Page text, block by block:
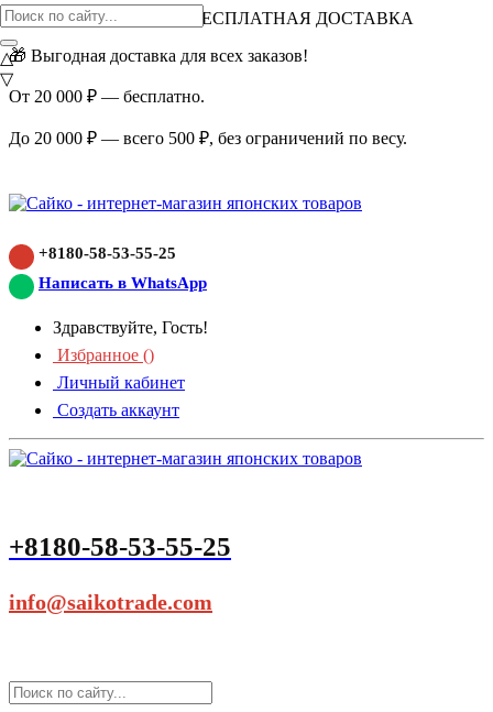
ВНИМАНИЕ АКЦИЯ!
БЕСПЛАТНАЯ ДОСТАВКА
🎁 Выгодная доставка для всех заказов!
От 20 000 ₽ — бесплатно.
До 20 000 ₽ — всего 500 ₽, без ограничений по весу.
+8180-58-53-55-25
Написать в WhatsApp
Здравствуйте, Гость!
Избранное ()
Личный кабинет
Создать аккаунт
+8180-58-53-55-25
info@saikotrade.com
△
▽